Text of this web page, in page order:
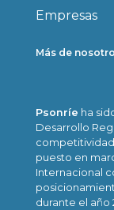
Empresas
Más de
Psonríe ha
Desarrollo
competitividad
puesto en
Internacional
durante el año